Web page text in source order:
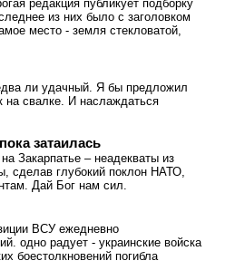
редакция публикует подборку
из них было с заголовком
место - земля стекловатой,
ли удачный. Я бы предложил
на свалке. И наслаждаться
затаилась
Закарпатье – неадекваты из
сделав глубокий поклон НАТО,
Дай Бог нам сил.
ВСУ ежедневно
одно радует - украинские войска
боестолкновений погибла